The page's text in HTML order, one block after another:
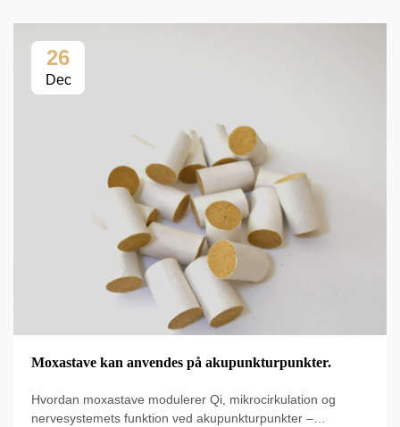
26
Dec
Moxastave kan anvendes på akupunkturpunkter.
Hvordan moxastave modulerer Qi, mikrocirkulation og
nervesystemets funktion ved akupunkturpunkter –